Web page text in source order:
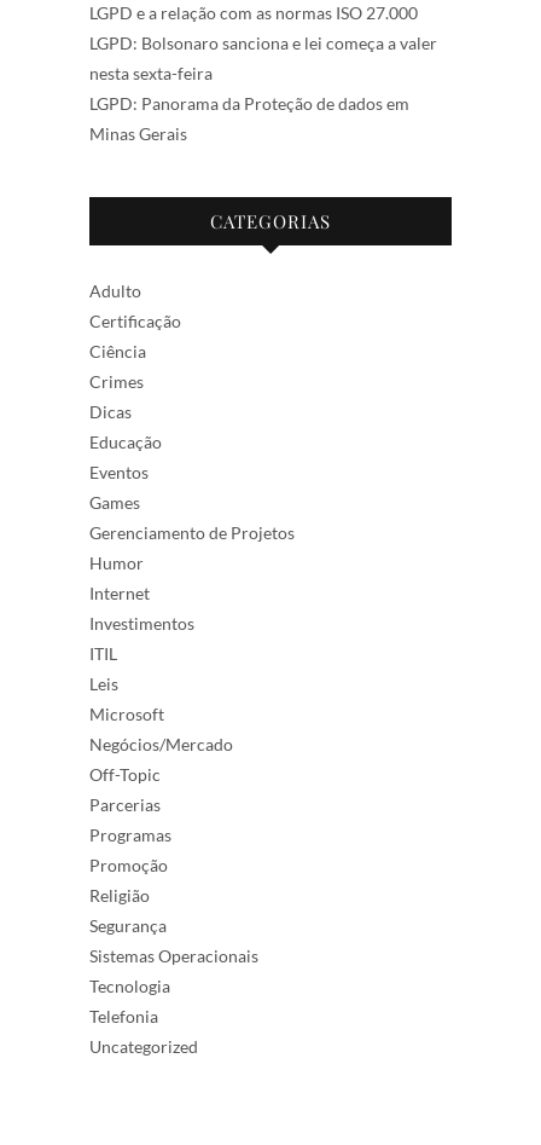
LGPD e a relação com as normas ISO 27.000
LGPD: Bolsonaro sanciona e lei começa a valer
nesta sexta-feira
LGPD: Panorama da Proteção de dados em
Minas Gerais
CATEGORIAS
Adulto
Certificação
Ciência
Crimes
Dicas
Educação
Eventos
Games
Gerenciamento de Projetos
Humor
Internet
Investimentos
ITIL
Leis
Microsoft
Negócios/Mercado
Off-Topic
Parcerias
Programas
Promoção
Religião
Segurança
Sistemas Operacionais
Tecnologia
Telefonia
Uncategorized